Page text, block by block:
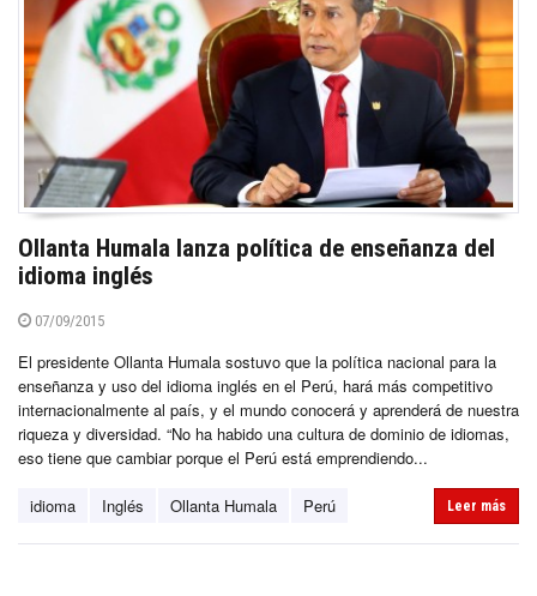
Ollanta Humala lanza política de enseñanza del
idioma inglés
07/09/2015
El presidente Ollanta Humala sostuvo que la política nacional para la
enseñanza y uso del idioma inglés en el Perú, hará más competitivo
internacionalmente al país, y el mundo conocerá y aprenderá de nuestra
riqueza y diversidad. “No ha habido una cultura de dominio de idiomas,
eso tiene que cambiar porque el Perú está emprendiendo...
idioma Inglés Ollanta Humala Perú Leer más